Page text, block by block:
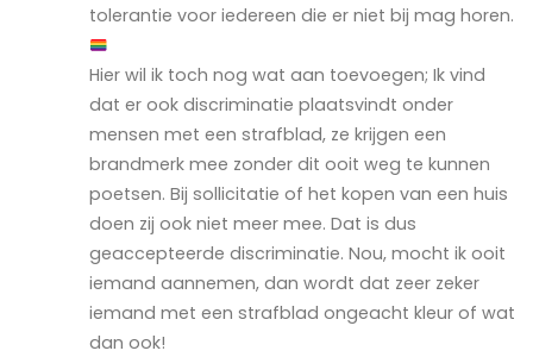
tolerantie voor iedereen die er niet bij mag horen.
Hier wil ik toch nog wat aan toevoegen; Ik vind
dat er ook discriminatie plaatsvindt onder
mensen met een strafblad, ze krijgen een
brandmerk mee zonder dit ooit weg te kunnen
poetsen. Bij sollicitatie of het kopen van een huis
doen zij ook niet meer mee. Dat is dus
geaccepteerde discriminatie. Nou, mocht ik ooit
iemand aannemen, dan wordt dat zeer zeker
iemand met een strafblad ongeacht kleur of wat
dan ook!